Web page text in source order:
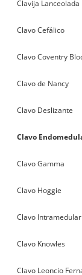
Clavija Lanceolada
Clavo Cefálico
Clavo Coventry
Clavo de Nancy
Clavo Deslizante
Clavo
Clavo Gamma
Clavo Hoggie
Clavo
Clavo Knowles
Clavo Leoncio